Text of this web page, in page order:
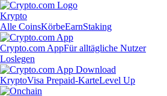
Krypto
Alle CoinsKörbeEarnStaking
Crypto.com AppFür alltägliche Nutzer
Loslegen
KryptoVisa Prepaid-KarteLevel Up